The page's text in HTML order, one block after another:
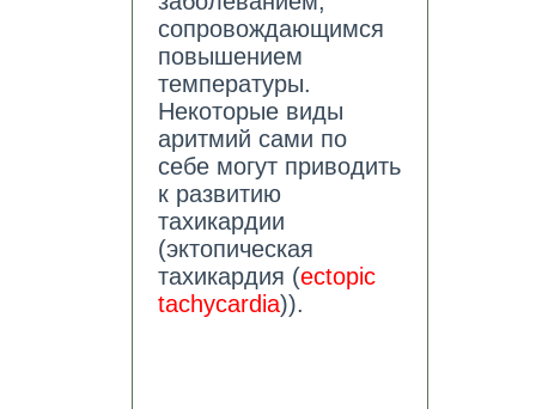
сопровождающимся
повышением
температуры.
Некоторые виды
аритмий сами по
себе могут приводить
к развитию
тахикардии
(эктопическая
тахикардия (ectopic
tachycardia)).